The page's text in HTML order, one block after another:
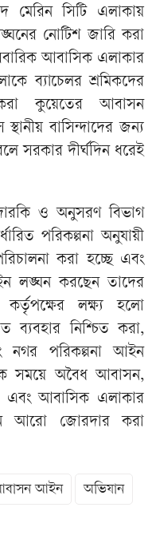
মেরিন সিটি এলাকায়
নোটিশ জারি করা
আবাসিক এলাকার
ব্যাচেলর শ্রমিকদের
কুয়েতের আবাসন
বাসিন্দাদের জন্য
সরকার দীর্ঘদিন ধরেই
ও অনুসরণ বিভাগ
পরিকল্পনা অনুযায়ী
করা হচ্ছে এবং
লঙ্ঘন করছেন তাদের
কর্তৃপক্ষের লক্ষ্য হলো
ব্যবহার নিশ্চিত করা,
নগর পরিকল্পনা আইন
সময়ে অবৈধ আবাসন,
এবং আবাসিক এলাকার
আরো জোরদার করা
আইন অভিযান